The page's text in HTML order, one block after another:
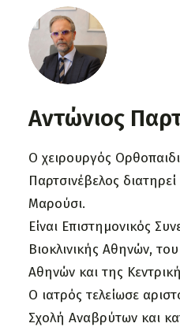
Αντώνιος
Ο χειρουργός
Παρτσινέβελος διατηρεί
Μαρούσι.
Είναι Επιστημονικός
Βιοκλινικής Αθηνών,
Αθηνών και της
Ο ιατρός τελείωσε
Σχολή Αναβρύτων και